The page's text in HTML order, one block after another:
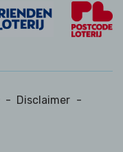
- Disclaimer -